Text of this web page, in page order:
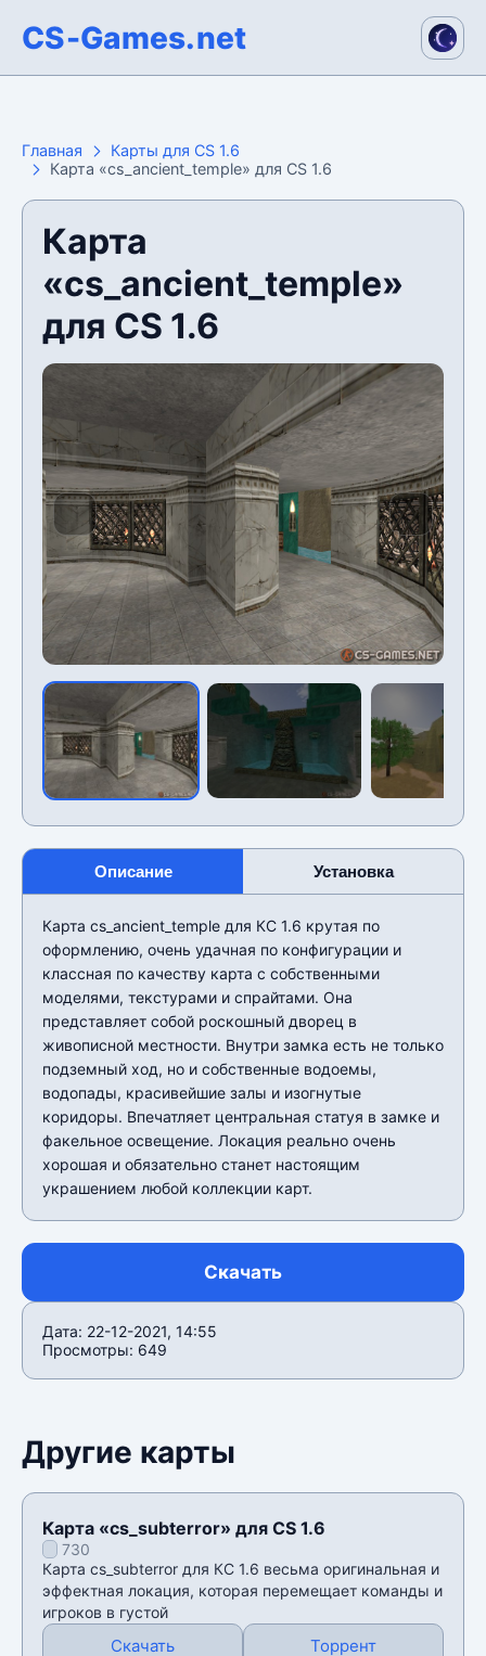
CS-Games.net
Главная
Карты для CS 1.6
Карта «cs_ancient_temple» для CS 1.6
Карта
«cs_ancient_temple»
для CS 1.6
Описание Установка
Карта cs_ancient_temple для КС 1.6 крутая по
оформлению, очень удачная по конфигурации и
классная по качеству карта с собственными
моделями, текстурами и спрайтами. Она
представляет собой роскошный дворец в
живописной местности. Внутри замка есть не только
подземный ход, но и собственные водоемы,
водопады, красивейшие залы и изогнутые
коридоры. Впечатляет центральная статуя в замке и
факельное освещение. Локация реально очень
хорошая и обязательно станет настоящим
украшением любой коллекции карт.
Скачать
Дата: 22-12-2021, 14:55
Просмотры: 649
Другие карты
Карта «cs_subterror» для CS 1.6
730
Карта cs_subterror для КС 1.6 весьма оригинальная и
эффектная локация, которая перемещает команды и
игроков в густой
Скачать Торрент